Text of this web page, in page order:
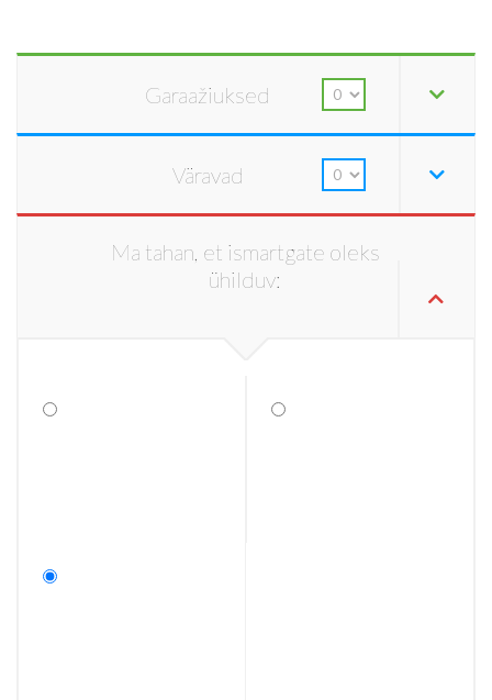
Garaažiuksed
Väravad
Ma tahan, et ismartgate oleks
ühilduv: